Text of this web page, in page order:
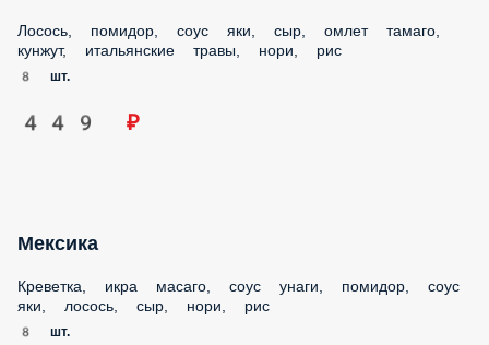
Лосось, помидор, соус яки, сыр, омлет тамаго, кунжут,
итальянские травы, нори, рис
8 шт.
449 ₽
Мексика
Креветка, икра масаго, соус унаги, помидор, соус яки,
лосось, сыр, нори, рис
8 шт.